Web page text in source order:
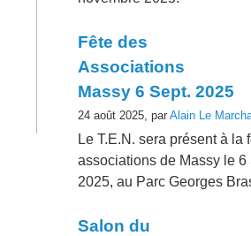
Fête des
Associations
Massy 6 Sept. 2025
24 août 2025, parAlain Le
Le T.E.N. sera présent à la
associations de Massy le 6
2025, au Parc Georges
Salon du